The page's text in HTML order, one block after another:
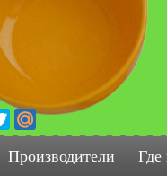
Производители Где